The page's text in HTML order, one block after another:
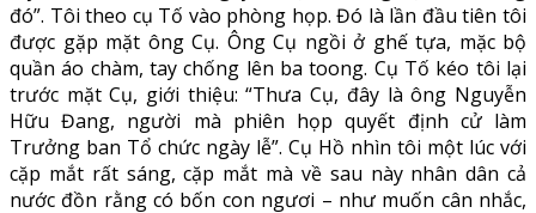
đó”. Tôi theo cụ Tố vào phòng họp. Đó là lần đầu tiên tôi
được gặp mặt ông Cụ. Ông Cụ ngồi ở ghế tựa, mặc bộ
quần áo chàm, tay chống lên ba toong. Cụ Tố kéo tôi lại
trước mặt Cụ, giới thiệu: “Thưa Cụ, đây là ông Nguyễn
Hữu Đang, người mà phiên họp quyết định cử làm
Trưởng ban Tổ chức ngày lễ”. Cụ Hồ nhìn tôi một lúc với
cặp mắt rất sáng, cặp mắt mà về sau này nhân dân cả
nước đồn rằng có bốn con ngươi – như muốn cân nhắc,